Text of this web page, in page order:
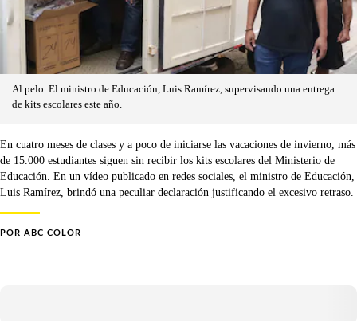
Al pelo. El ministro de Educación, Luis Ramírez, supervisando una entrega
de kits escolares este año.
En cuatro meses de clases y a poco de iniciarse las vacaciones de invierno, más
de 15.000 estudiantes siguen sin recibir los kits escolares del Ministerio de
Educación. En un vídeo publicado en redes sociales, el ministro de Educación,
Luis Ramírez, brindó una peculiar declaración justificando el excesivo retraso.
POR ABC COLOR